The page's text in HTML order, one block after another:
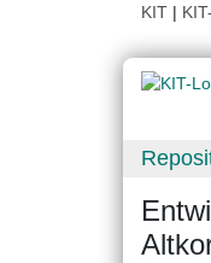
KIT |